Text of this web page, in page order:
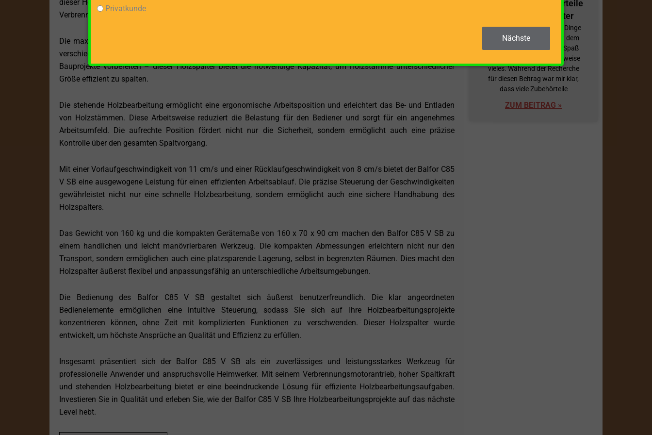
dieser Holzspalter mühelos Holzstämme unterschiedlicher Dichte und Härte. Ob Hartholz oder Weichholz – dieser
Verbrennungsmotor-Holzspalter ist darauf ausgelegt, jede Herausforderung mit Leichtigkeit zu meistern.
Die maximale Spaltgutlänge von 105 cm macht den Balfor C85 V SB äußerst vielseitig und perfekt geeignet für
verschiedene Holzbearbeitungsaufgaben. Egal, ob Sie Brennholz für den Kamin oder Baumaterial für Ihre
Bauprojekte vorbereiten – dieser Holzspalter bietet die notwendige Kapazität, um Holzstämme unterschiedlicher
Größe effizient zu spalten.
Die stehende Holzbearbeitung ermöglicht eine ergonomische Arbeitsposition und erleichtert das Be- und Entladen
von Holzstämmen. Diese Arbeitsweise reduziert die Belastung für den Bediener und sorgt für ein angenehmes
Arbeitsumfeld. Die aufrechte Position fördert nicht nur die Sicherheit, sondern ermöglicht auch eine präzise
Kontrolle über den gesamten Spaltvorgang.
Mit einer Vorlaufgeschwindigkeit von 11 cm/s und einer Rücklaufgeschwindigkeit von 8 cm/s bietet der Balfor C85
V SB eine ausgewogene Leistung für einen effizienten Arbeitsablauf. Die präzise Steuerung der Geschwindigkeiten
gewährleistet nicht nur eine schnelle Holzbearbeitung, sondern ermöglicht auch eine sichere Handhabung des
Holzspalters.
Das Gewicht von 160 kg und die kompakten Gerätemaße von 160 x 70 x 90 cm machen den Balfor C85 V SB zu
einem handlichen und leicht manövrierbaren Werkzeug. Die kompakten Abmessungen erleichtern nicht nur den
Transport, sondern ermöglichen auch eine platzsparende Lagerung, selbst in begrenzten Räumen. Dies macht den
Holzspalter äußerst flexibel und anpassungsfähig an unterschiedliche Arbeitsumgebungen.
Die Bedienung des Balfor C85 V SB gestaltet sich äußerst benutzerfreundlich. Die klar angeordneten
Bedienelemente ermöglichen eine intuitive Steuerung, sodass Sie sich auf Ihre Holzbearbeitungsprojekte
konzentrieren können, ohne Zeit mit komplizierten Funktionen zu verschwenden. Dieser Holzspalter wurde
entwickelt, um höchste Ansprüche an Qualität und Effizienz zu erfüllen.
Insgesamt präsentiert sich der Balfor C85 V SB als ein zuverlässiges und leistungsstarkes Werkzeug für
professionelle Anwender und anspruchsvolle Heimwerker. Mit seinem Verbrennungsmotorantrieb, hoher Spaltkraft
und stehenden Holzbearbeitung bietet er eine beeindruckende Lösung für effiziente Holzbearbeitungsaufgaben.
Investieren Sie in Qualität und erleben Sie, wie der Balfor C85 V SB Ihre Holzbearbeitungsprojekte auf das nächste
Level hebt.
12 nützliche Zubehörteile
für Ihren Holzspalter
Die Verwendung mancher Dinge
macht manchmal erst mit dem
richtigen Zubehör richtig Spaß
bzw. erleichtert dieses teilweise
vieles. Während der Recherche
für diesen Beitrag war mir klar,
dass viele Zubehörteile
ZUM BEITRAG »
Privatkunde
Nächste